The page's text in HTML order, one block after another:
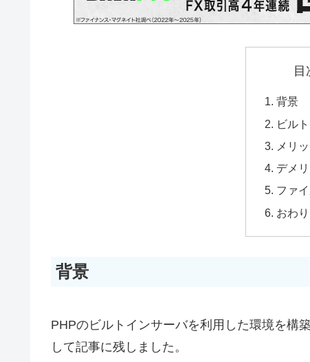
目
背景
ビル
メリッ
デメ
ファ
おわ
背景
PHPのビルトインサーバを利用した環境を構
して記事に残しました。